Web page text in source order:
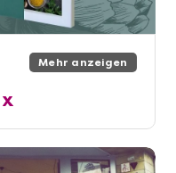
Mehr anzeigen